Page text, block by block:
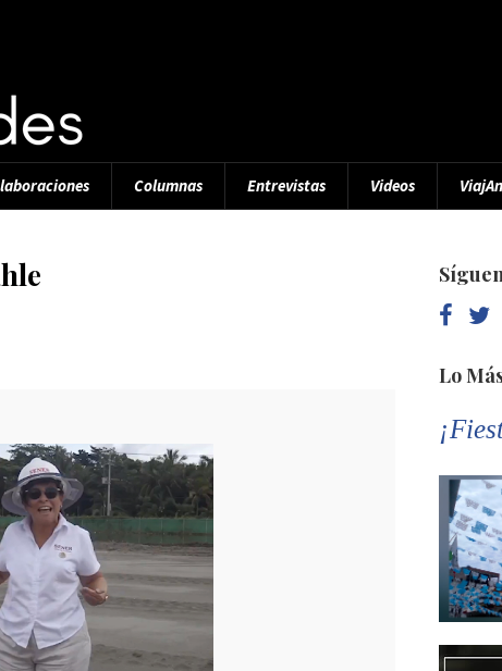
Columnas Entrevistas Videos
Lo